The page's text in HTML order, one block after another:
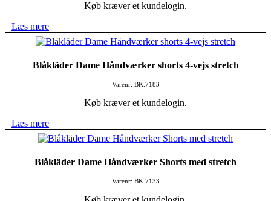
Køb kræver et kundelogin.
Læs mere
Blåkläder Dame Håndværker shorts 4-vejs stretch
Varenr: BK.7183
Køb kræver et kundelogin.
Læs mere
Blåkläder Dame Håndværker Shorts med stretch
Varenr: BK.7133